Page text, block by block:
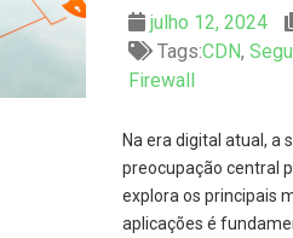
julho 12, 2024
Tags:CDN,
Firewall
Na era digital atual, a
preocupação central
explora os principais
aplicações é